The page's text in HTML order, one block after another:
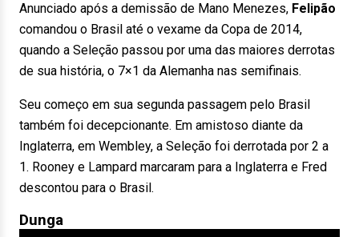
Anunciado após a demissão de Mano Menezes, Felipão
comandou o Brasil até o vexame da Copa de 2014,
quando a Seleção passou por uma das maiores derrotas
de sua história, o 7×1 da Alemanha nas semifinais.
Seu começo em sua segunda passagem pelo Brasil
também foi decepcionante. Em amistoso diante da
Inglaterra, em Wembley, a Seleção foi derrotada por 2 a
1. Rooney e Lampard marcaram para a Inglaterra e Fred
descontou para o Brasil.
Dunga